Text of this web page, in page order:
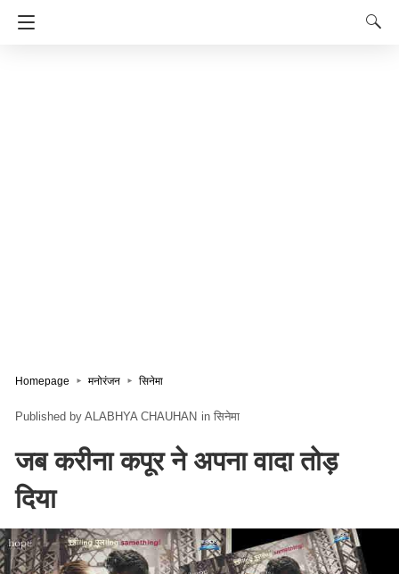
Homepage मनोरंजन सिनेमा
ALABHYA CHAUHAN in सिनेमा
जब करीना कपूर ने अपना वादा तोड़
दिया